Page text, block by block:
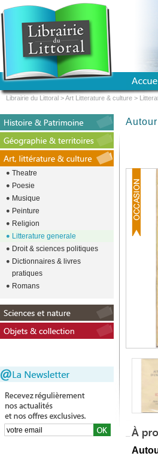
Theatre
Poesie
Musique
Peinture
Religion
Litterature generale
Droit & sciences politiques
Dictionnaires & livres
pratiques
Romans
Librairie du Littoral >Art Litterature & culture >